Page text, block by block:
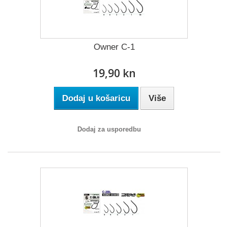
Owner C-1
19,90 kn
Dodaj u košaricu Više
Dodaj za usporedbu